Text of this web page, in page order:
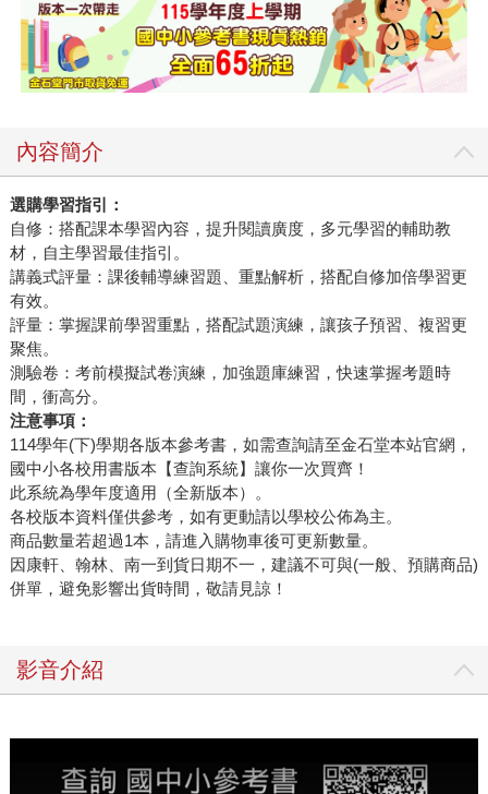
內容簡介
選購學習指引：
自修：搭配課本學習內容，提升閱讀廣度，多元學習的輔助教
材，自主學習最佳指引。
講義式評量：課後輔導練習題、重點解析，搭配自修加倍學習更
有效。
評量：掌握課前學習重點，搭配試題演練，讓孩子預習、複習更
聚焦。
測驗卷：考前模擬試卷演練，加強題庫練習，快速掌握考題時
間，衝高分。
注意事項：
114學年(下)學期各版本參考書，如需查詢請至金石堂本站官網，
國中小各校用書版本【查詢系統】讓你一次買齊！
此系統為學年度適用（全新版本）。
各校版本資料僅供參考，如有更動請以學校公佈為主。
商品數量若超過1本，請進入購物車後可更新數量。
因康軒、翰林、南一到貨日期不一，建議不可與(一般、預購商品)
併單，避免影響出貨時間，敬請見諒！
影音介紹